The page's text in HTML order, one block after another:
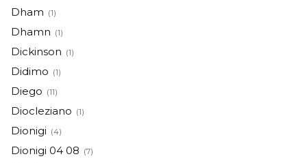
Dham (1)
Dhamn (1)
Dickinson (1)
Didimo (1)
Diego (11)
Diocleziano (1)
Dionigi (4)
Dionigi 04 08 (7)